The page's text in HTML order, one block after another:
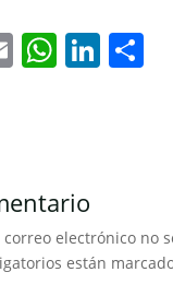
E W
A
p
p
Li
n
C
electrónico no
están